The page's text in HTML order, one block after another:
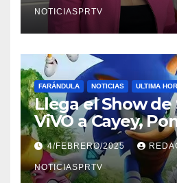
NOTICIASPRTV
FARÁNDULA NOTICIAS ULTIMA
Llega el Show de
ViVO a Cayey,
Barceloneta y
Relojes gratis
compre ahora….
4/FEBRERO/2025
NOTICIASPRTV